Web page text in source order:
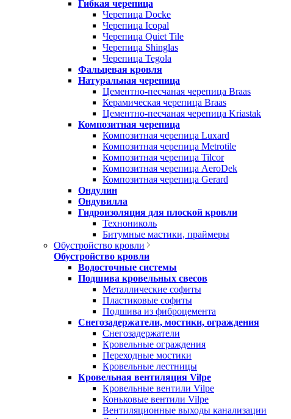
Гибкая черепица
Черепица Docke
Черепица Icopal
Черепица Quiet Tile
Черепица Shinglas
Черепица Tegola
Фальцевая кровля
Натуральная черепица
Цементно-песчаная черепица Braas
Керамическая черепица Braas
Цементно-песчаная черепица Kriastak
Композитная черепица
Композитная черепица Luxard
Композитная черепица Metrotile
Композитная черепица Tilcor
Композитная черепица AeroDek
Композитная черепица Gerard
Ондулин
Ондувилла
Гидроизоляция для плоской кровли
Технониколь
Битумные мастики, праймеры
Обустройство кровли
Обустройство кровли
Водосточные системы
Подшива кровельных свесов
Металлические софиты
Пластиковые софиты
Подшива из фиброцемента
Снегозадержатели, мостики, ограждения
Снегозадержатели
Кровельные ограждения
Переходные мостики
Кровельные лестницы
Кровельная вентиляция Vilpe
Кровельные вентили Vilpe
Коньковые вентили Vilpe
Вентиляционные выходы канализации